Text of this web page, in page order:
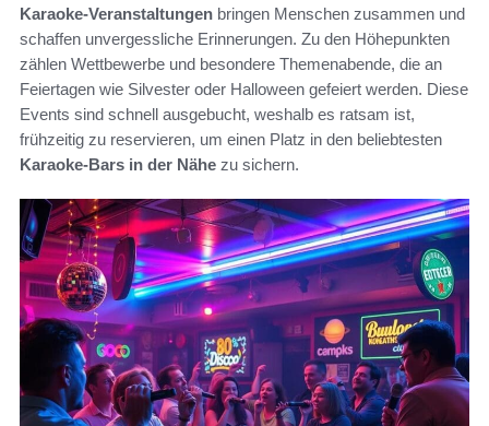
Karaoke-Veranstaltungen bringen Menschen zusammen und
schaffen unvergessliche Erinnerungen. Zu den Höhepunkten
zählen Wettbewerbe und besondere Themenabende, die an
Feiertagen wie Silvester oder Halloween gefeiert werden. Diese
Events sind schnell ausgebucht, weshalb es ratsam ist,
frühzeitig zu reservieren, um einen Platz in den beliebtesten
Karaoke-Bars in der Nähe zu sichern.